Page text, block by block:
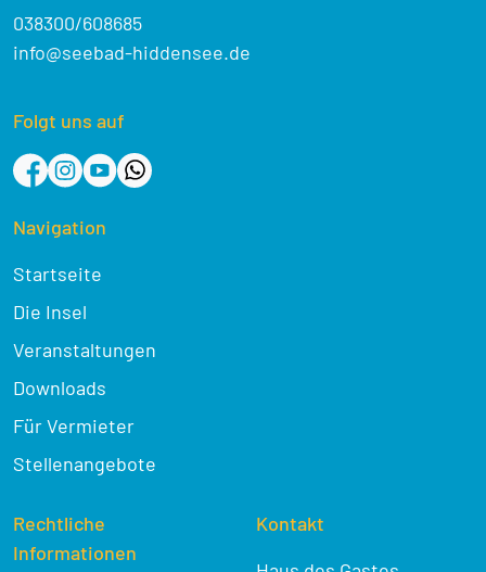
038300/608685
info@seebad-hiddensee.de
Folgt uns auf
Navigation
Startseite
Die Insel
Veranstaltungen
Downloads
Für Vermieter
Stellenangebote
Rechtliche
Informationen
Kontakt